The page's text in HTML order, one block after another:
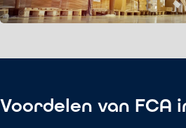
Voordelen van FCA